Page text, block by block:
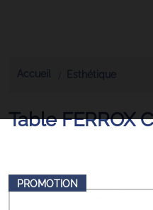
Accueil Esthétique
Table FERROX
PROMOTION